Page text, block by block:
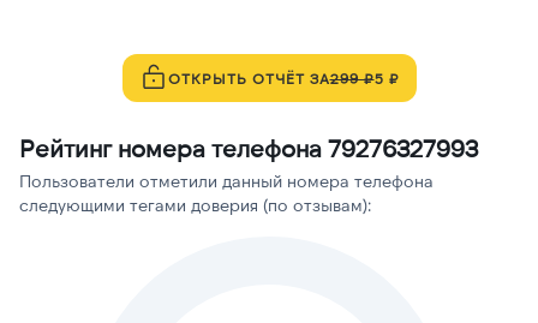
ОТКРЫТЬ ОТЧЁТ ЗА299 ₽5 ₽
Рейтинг номера телефона 79276327993
Пользователи отметили данный номера телефона
следующими тегами доверия (по отзывам):